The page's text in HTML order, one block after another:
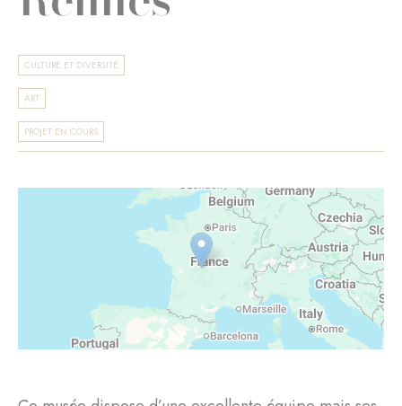
CULTURE ET DIVERSITÉ
ART
PROJET EN COURS